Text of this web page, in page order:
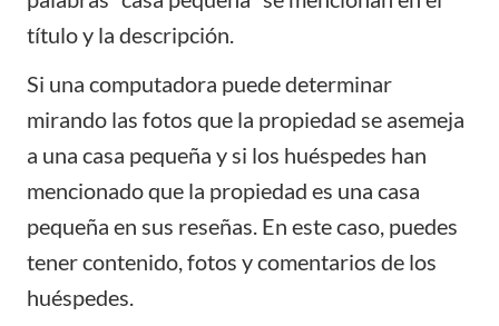
título y la descripción.
Si una computadora puede determinar
mirando las fotos que la propiedad se asemeja
a una casa pequeña y si los huéspedes han
mencionado que la propiedad es una casa
pequeña en sus reseñas. En este caso, puedes
tener contenido, fotos y comentarios de los
huéspedes.